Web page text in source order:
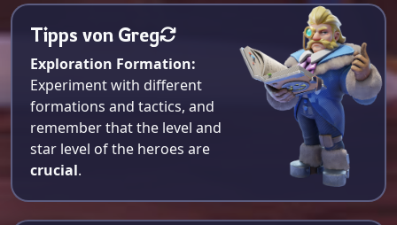
Tipps von Greg
Exploration Formation:
Experiment with different
formations and tactics, and
remember that the level and
star level of the heroes are
crucial.